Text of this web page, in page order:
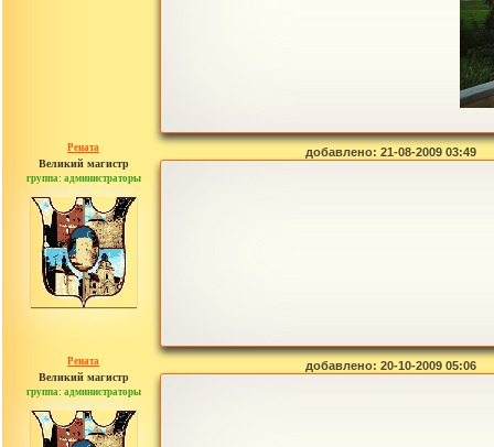
Рената
Великий магистр
группа: администраторы
сообщений: 30442
добавлено: 21-08-2009 03:49
Рената
Великий магистр
группа: администраторы
сообщений: 30442
добавлено: 20-10-2009 05:06